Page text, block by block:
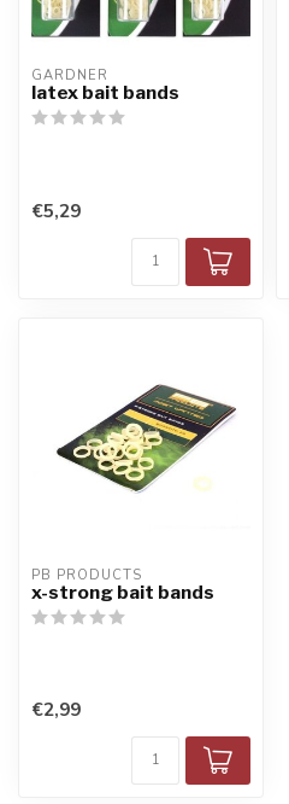
GARDNER
latex bait bands
€5,29
PB PRODUCTS
x-strong bait bands
€2,99